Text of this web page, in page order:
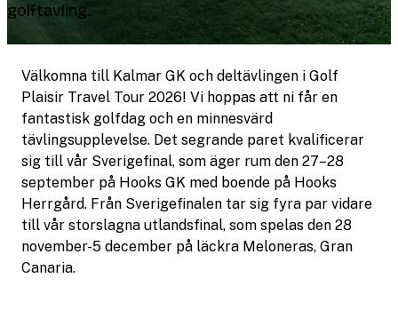
golftävling.
Välkomna till Kalmar GK och deltävlingen i Golf
Plaisir Travel Tour 2026! Vi hoppas att ni får en
fantastisk golfdag och en minnesvärd
tävlingsupplevelse. Det segrande paret kvalificerar
sig till vår Sverigefinal, som äger rum den 27–28
september på Hooks GK med boende på Hooks
Herrgård. Från Sverigefinalen tar sig fyra par vidare
till vår storslagna utlandsfinal, som spelas den 28
november-5 december på läckra Meloneras, Gran
Canaria.